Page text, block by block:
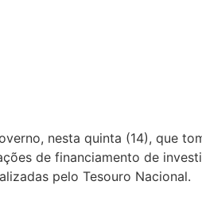
nesta quinta (14), que
de financiamento de
pelo Tesouro Nacional.